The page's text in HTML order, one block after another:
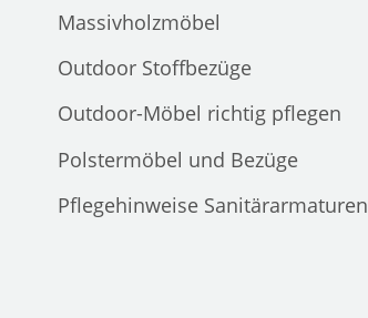
Massivholzmöbel
Outdoor Stoffbezüge
Outdoor-Möbel richtig pflegen
Polstermöbel und Bezüge
Pflegehinweise Sanitärarmaturen